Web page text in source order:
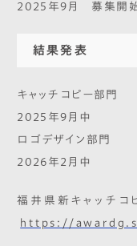
2025年9月 募集開
結果発表
キャッチコピー部門
2025年9月中
ロゴデザイン部門
2026年2月中
福井県新キャッチコ
https://